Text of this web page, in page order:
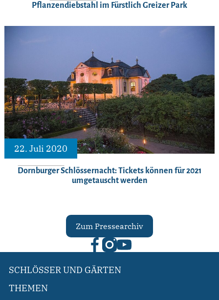
Pflanzendiebstahl im Fürstlich Greizer Park
22. Juli 2020
Dornburger Schlössernacht: Tickets können für 2021
umgetauscht werden
Zum Pressearchiv
SCHLÖSSER UND GÄRTEN
THEMEN